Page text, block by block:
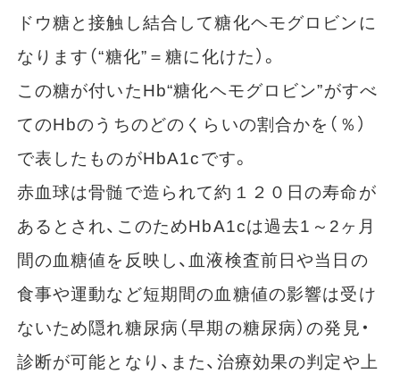
ドウ糖と接触し結合して糖化ヘモグロビンに
なります（“糖化”＝糖に化けた）。
この糖が付いたHb“糖化ヘモグロビン”がすべ
てのHbのうちのどのくらいの割合かを（％）
で表したものがHbA1cです。
赤血球は骨髄で造られて約１２０日の寿命が
あるとされ、このためHbA1cは過去1～2ヶ月
間の血糖値を反映し、血液検査前日や当日の
食事や運動など短期間の血糖値の影響は受け
ないため隠れ糖尿病（早期の糖尿病）の発見・
診断が可能となり、また、治療効果の判定や上